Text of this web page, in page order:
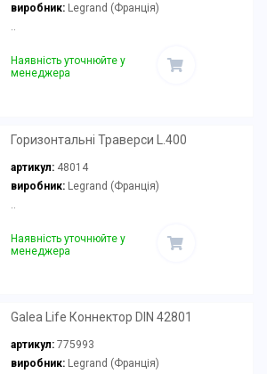
виробник:Legrand (Франція)
..
Наявність уточнюйте у
менеджера
Горизонтальні Траверси L.400
артикул: 48014
виробник:Legrand (Франція)
Наявність уточнюйте у
менеджера
Galea Life Коннектор DIN 42801
артикул: 775993
виробник:Legrand (Франція)